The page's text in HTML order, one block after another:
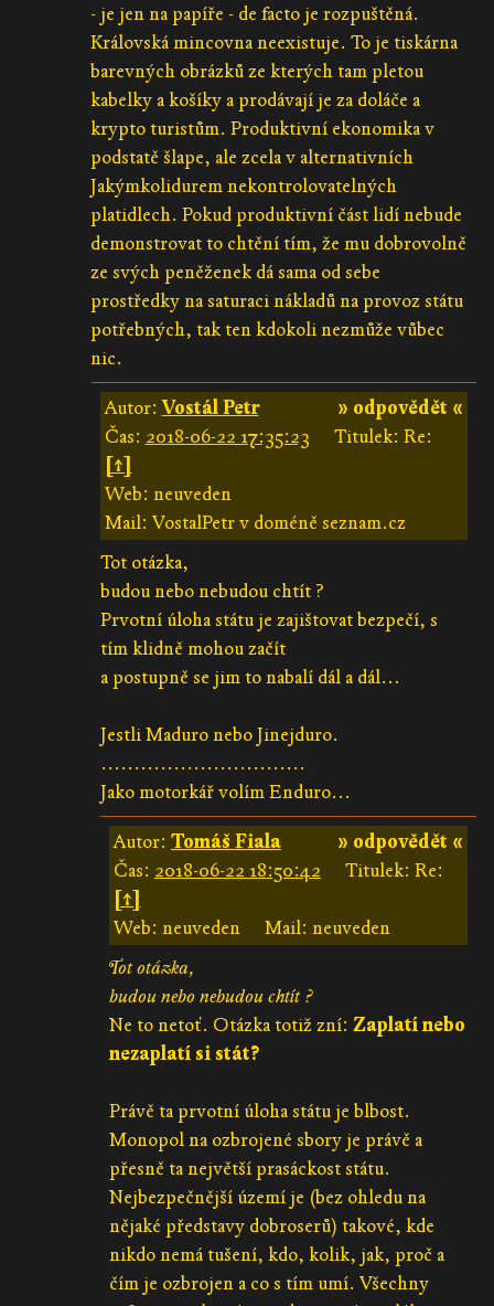
- je jen na papíře - de facto je rozpuštěná.
Královská mincovna neexistuje. To je tiskárna
barevných obrázků ze kterých tam pletou
kabelky a košíky a prodávají je za doláče a
krypto turistům. Produktivní ekonomika v
podstatě šlape, ale zcela v alternativních
Jakýmkolidurem nekontrolovatelných
platidlech. Pokud produktivní část lidí nebude
demonstrovat to chtění tím, že mu dobrovolně
ze svých peněženek dá sama od sebe
prostředky na saturaci nákladů na provoz státu
potřebných, tak ten kdokoli nezmůže vůbec
nic.
» odpovědět «
Autor:Vostál Petr
Čas: 2018-06-22 17:35:23
Titulek: Re:
[↑]
Web: neuveden
Mail: VostalPetr v doméně seznam.cz
Tot otázka,
budou nebo nebudou chtít ?
Prvotní úloha státu je zajištovat bezpečí, s
tím klidně mohou začít
a postupně se jim to nabalí dál a dál...
Jestli Maduro nebo Jinejduro.
...............................
Jako motorkář volím Enduro...
» odpovědět «
Autor: Tomáš Fiala
Čas: 2018-06-22 18:50:42
Titulek: Re:
[↑]
Web: neuveden
Mail: neuveden
Tot otázka,
budou nebo nebudou chtít ?
Ne to netoť. Otázka totiž zní: Zaplatí nebo
nezaplatí si stát?
Právě ta prvotní úloha státu je blbost.
Monopol na ozbrojené sbory je právě a
přesně ta největší prasáckost státu.
Nejbezpečnější území je (bez ohledu na
nějaké představy dobroserů) takové, kde
nikdo nemá tušení, kdo, kolik, jak, proč a
čím je ozbrojen a co s tím umí. Všechny